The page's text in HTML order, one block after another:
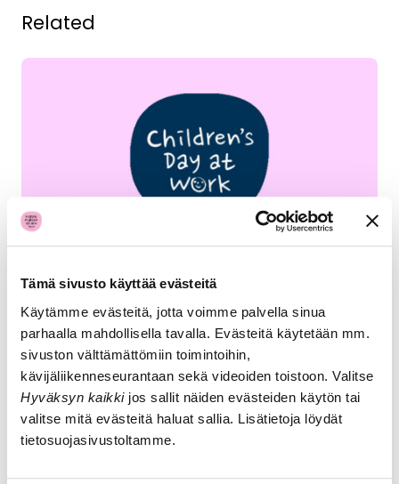
Tämä sivusto käyttää evästeitä
Käytämme evästeitä, jotta voimme palvella sinua
parhaalla mahdollisella tavalla. Evästeitä käytetään mm.
sivuston välttämättömiin toimintoihin,
kävijäliikenneseurantaan sekä videoiden toistoon. Valitse
Hyväksyn kaikki jos sallit näiden evästeiden käytön tai
valitse mitä evästeitä haluat sallia. Lisätietoja löydät
tietosuojasivustoltamme.
Related
Event advertisement
Support the event by sharing this ad!
Children's Day at Work